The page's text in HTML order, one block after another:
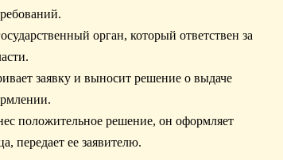
орган, который ответствен за
заявку и выносит решение о выдаче
положительное решение, он оформляет
передает ее заявителю.